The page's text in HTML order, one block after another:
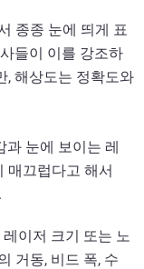
종종 눈에 띄게 표
들이 이를 강조하
, 해상도는 정확도와
과 눈에 보이는 레
매끄럽다고 해서
이저 크기 또는 노
거동, 비드 폭, 수